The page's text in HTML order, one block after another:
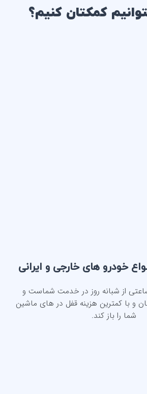
کمکتان کنیم؟
خودرو های خارجی و ایرانی
از شبانه روز در خدمت شماست و
و با کمترین هزینه قفل در های ماشین
شما را باز کند.